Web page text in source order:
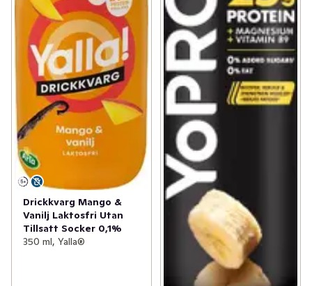
Drickkvarg Mango &
Vanilj Laktosfri Utan
Tillsatt Socker 0,1%
350 ml, Yalla®